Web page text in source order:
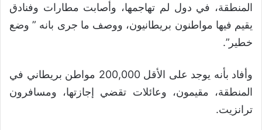
المنطقة، في دول لم تهاجمها، وأصابت مطارات وفنادق
يقيم فيها مواطنون بريطانيون، ووصف ما جرى بانه ” وضع
خطير”.
وأفاد بأنه يوجد على الأقل 200,000 مواطن بريطاني في
المنطقة، مقيمون، وعائلات تقضي إجازتها، ومسافرون
ترانزيت.